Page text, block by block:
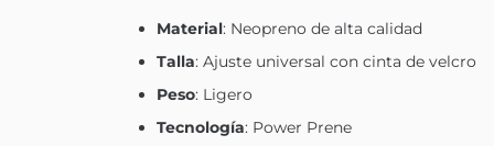
Material: Neopreno de alta calidad
Talla: Ajuste universal con cinta de velcro
Peso: Ligero
Tecnología: Power Prene